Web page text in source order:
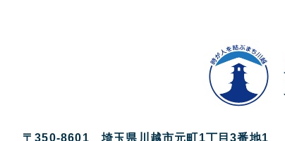
〒350-8601 埼玉県川越市元町1丁目3番地1